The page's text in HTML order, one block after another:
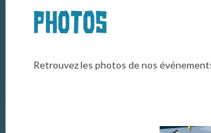
Photos
Retrouvez les photos de nos